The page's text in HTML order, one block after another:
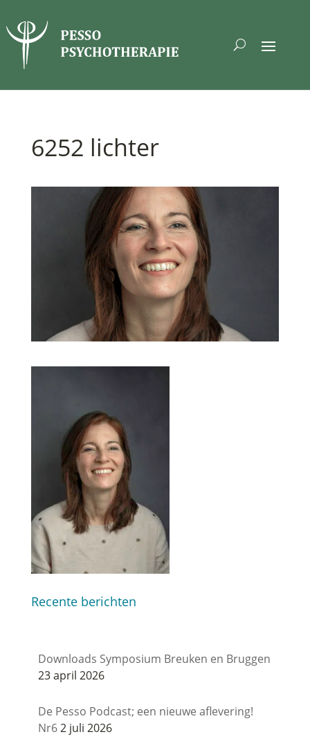
6252 lichter
Recente berichten
Downloads Symposium Breuken en Bruggen
23 april 2026
De Pesso Podcast; een nieuwe aflevering!
Nr62 juli 2026